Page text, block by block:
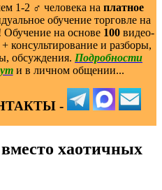
1-2 ‍♂️ человека на платное
обучение торговле на
Обучение на основе 100видео-
консультирование и разборы,
обсуждения. Подробности
и в личном общении...
-
хаотичных